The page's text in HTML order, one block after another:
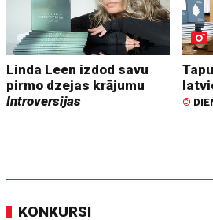
Linda Leen izdod savu
pirmo dzejas krājumu
Introversijas
©
KONKURSI